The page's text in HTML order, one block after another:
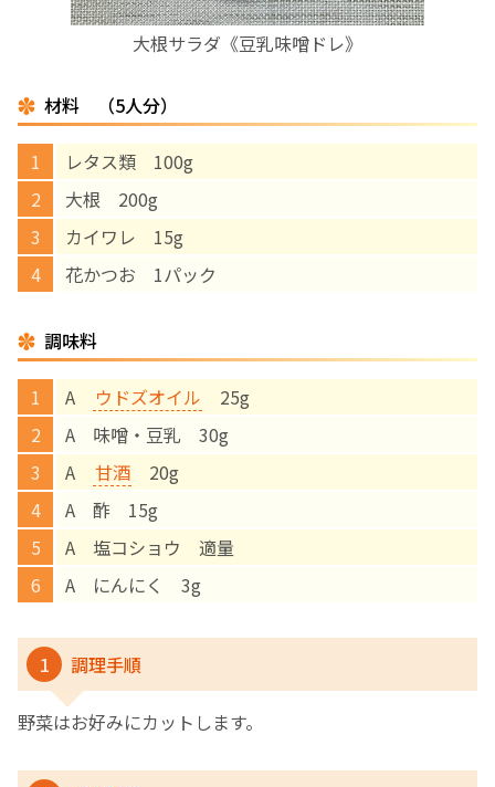
大根サラダ《豆乳味噌ドレ》
材料 （5人分）
レタス類 100g
大根 200g
カイワレ 15g
花かつお 1パック
調味料
A ウドズオイル 25g
A 味噌・豆乳 30g
A 甘酒 20g
A 酢 15g
A 塩コショウ 適量
A にんにく 3g
1 調理手順
野菜はお好みにカットします。
予防接種
‘さんルーム’ でさまざまな講座・クラス
遠方にお住まいで当院での出産を希望される方へ
医師プロフィール